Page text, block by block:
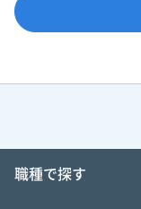
職種で探す